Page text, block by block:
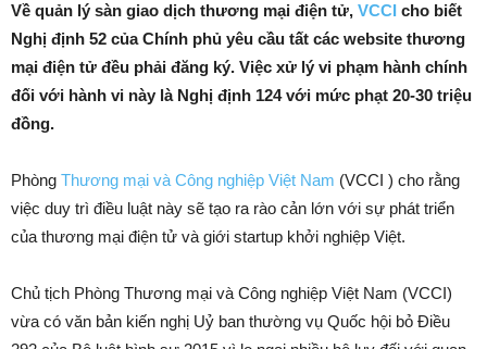
Về quản lý sàn giao dịch thương mại điện tử, VCCI cho biết
Nghị định 52 của Chính phủ yêu cầu tất các website thương
mại điện tử đều phải đăng ký. Việc xử lý vi phạm hành chính
đối với hành vi này là Nghị định 124 với mức phạt 20-30 triệu
đồng.
Phòng Thương mại và Công nghiệp Việt Nam (VCCI ) cho rằng
việc duy trì điều luật này sẽ tạo ra rào cản lớn với sự phát triển
của thương mại điện tử và giới startup khởi nghiệp Việt.
Chủ tịch Phòng Thương mại và Công nghiệp Việt Nam (VCCI)
vừa có văn bản kiến nghị Uỷ ban thường vụ Quốc hội bỏ Điều